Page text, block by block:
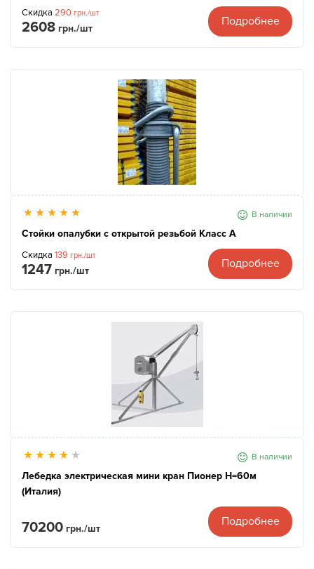
Скидка 290 грн./шт
2608 грн./шт
Подробнее
В наличии
Стойки опалубки с открытой резьбой Класс А
Скидка 139 грн./шт
1247 грн./шт
Подробнее
В наличии
Лебедка электрическая мини кран Пионер Н=60м
(Италия)
70200 грн./шт
Подробнее